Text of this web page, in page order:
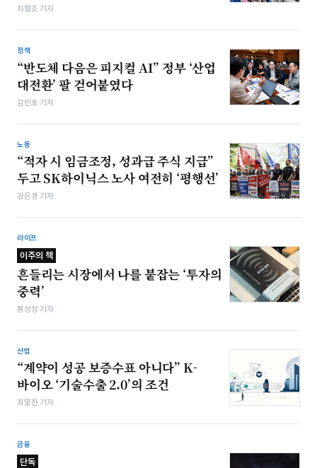
차형조 기자
정책
“반도체 다음은 피지컬 AI” 정부 ‘산업
대전환’ 팔 걷어붙였다
김민호 기자
노동
“적자 시 임금조정, 성과급 주식 지급”
두고 SK하이닉스 노사 여전히 ‘평행선’
강은경 기자
라이프
이주의 책
흔들리는 시장에서 나를 붙잡는 ‘투자의
중력’
봉성창 기자
산업
“계약이 성공 보증수표 아니다” K-
바이오 ‘기술수출 2.0’의 조건
최영찬 기자
금융
단독